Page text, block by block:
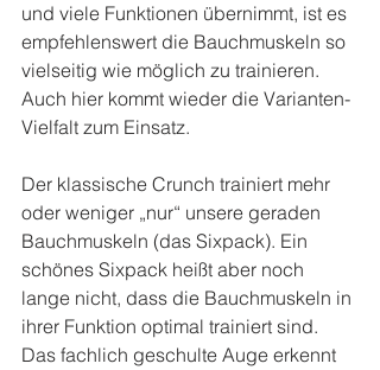
und viele Funktionen übernimmt, ist es
empfehlenswert die Bauchmuskeln so
vielseitig wie möglich zu trainieren.
Auch hier kommt wieder die Varianten-
Vielfalt zum Einsatz.
Der klassische Crunch trainiert mehr
oder weniger „nur“ unsere geraden
Bauchmuskeln (das Sixpack). Ein
schönes Sixpack heißt aber noch
lange nicht, dass die Bauchmuskeln in
ihrer Funktion optimal trainiert sind.
Das fachlich geschulte Auge erkennt